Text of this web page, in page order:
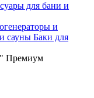
для бани и
и
сауны Баки для
Премиум